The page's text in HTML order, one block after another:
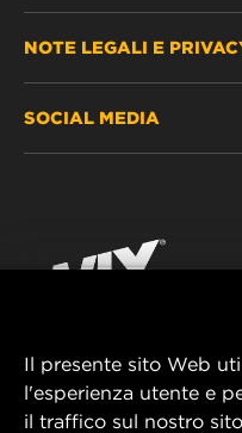
DOVE ACQUISTARE
CONTATTACI
NOTE LEGALI E
IMPRESSUM
SOCIAL MEDIA
YouTube
MANN+HUMMEL FT
Il presente sito Web
l'esperienza utente e
il traffico sul nostro